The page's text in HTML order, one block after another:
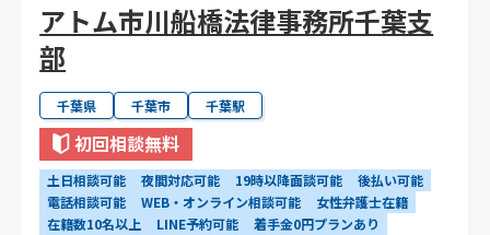
アトム市川船橋法律事務所千葉支
部
千葉県 千葉市 千葉駅
初回相談無料
土日相談可能 夜間対応可能 19時以降面談可能
後払い可能
電話相談可能
WEB・オンライン相談可能
女性弁護士在籍
在籍数10名以上
LINE予約可能
着手金0円プランあり